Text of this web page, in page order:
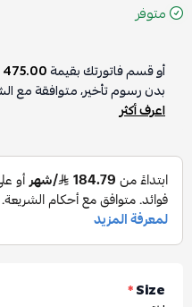
متوفر
أو قسم فاتورتك بقيمة475.00 ر.س
بدون رسوم تأخير، متوافقة مع
اعرف أكثر
Size
*